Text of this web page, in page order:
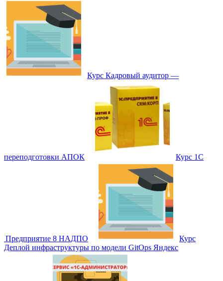
Курс Кадровый аудитор —
переподготовки АПОК Курс 1С
Предприятие 8 НАДПО
Курс
Деплой инфраструктуры по модели GitOps Яндекс